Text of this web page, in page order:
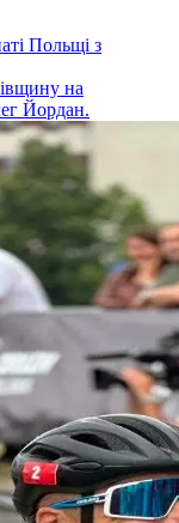
Польщі з
на
Йордан.